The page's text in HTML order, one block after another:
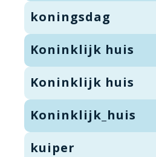
koningsdag
Koninklijk huis
Koninklijk huis
Koninklijk_huis
kuiper